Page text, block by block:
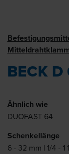
BECK
Ähnlich wie
DUOFAST 64
Schenkellänge
6 - 32 mm | 1/4 - 1